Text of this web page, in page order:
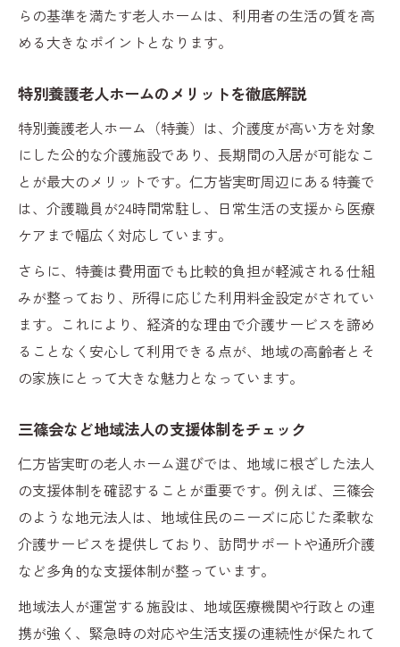
らの基準を満たす老人ホームは、利用者の生活の質を高
める大きなポイントとなります。
特別養護老人ホームのメリットを徹底解説
特別養護老人ホーム（特養）は、介護度が高い方を対象
にした公的な介護施設であり、長期間の入居が可能なこ
とが最大のメリットです。仁方皆実町周辺にある特養で
は、介護職員が24時間常駐し、日常生活の支援から医療
ケアまで幅広く対応しています。
さらに、特養は費用面でも比較的負担が軽減される仕組
みが整っており、所得に応じた利用料金設定がされてい
ます。これにより、経済的な理由で介護サービスを諦め
ることなく安心して利用できる点が、地域の高齢者とそ
の家族にとって大きな魅力となっています。
三篠会など地域法人の支援体制をチェック
仁方皆実町の老人ホーム選びでは、地域に根ざした法人
の支援体制を確認することが重要です。例えば、三篠会
のような地元法人は、地域住民のニーズに応じた柔軟な
介護サービスを提供しており、訪問サポートや通所介護
など多角的な支援体制が整っています。
地域法人が運営する施設は、地域医療機関や行政との連
携が強く、緊急時の対応や生活支援の連続性が保たれて